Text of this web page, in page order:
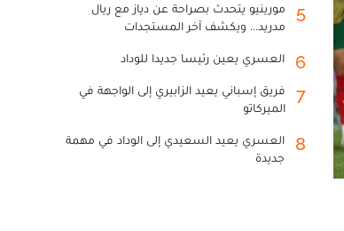
5
مورينيو يتحدث بصراحة عن دياز مع ريال
مدريد... ويكشف آخر المستجدات
6 العسري يعين رئيسا جديدا للوداد
7
فريق إسباني يعيد الزابيري إلى الواجهة في
الميركاتو
8
العسري يعيد السعيدي إلى الوداد في مهمة
جديدة